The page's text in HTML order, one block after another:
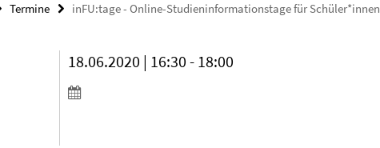
Termine inFU:tage - Online-Studieninformationstage für Schüler*innen
18.06.2020 | 16:30 - 18:00